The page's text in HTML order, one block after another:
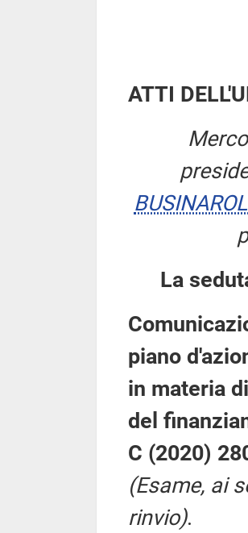
ATTI
La
piano
in materia
del
C (2020)
(Esame, ai
rinvio).